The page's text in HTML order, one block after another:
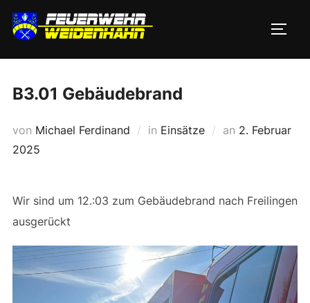
Zum
Inhalt
B3.01 Gebäudebrand
von Michael Ferdinand in Einsätze an Veröffentlicht
2. Februar
2025
Wir sind um 12.:03 zum Gebäudebrand nach Freilingen
ausgerückt